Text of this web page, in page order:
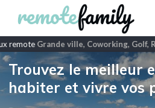
remoteGrande ville, Coworking, Golf,
Trouvez le meilleur
habiter et vivre vos